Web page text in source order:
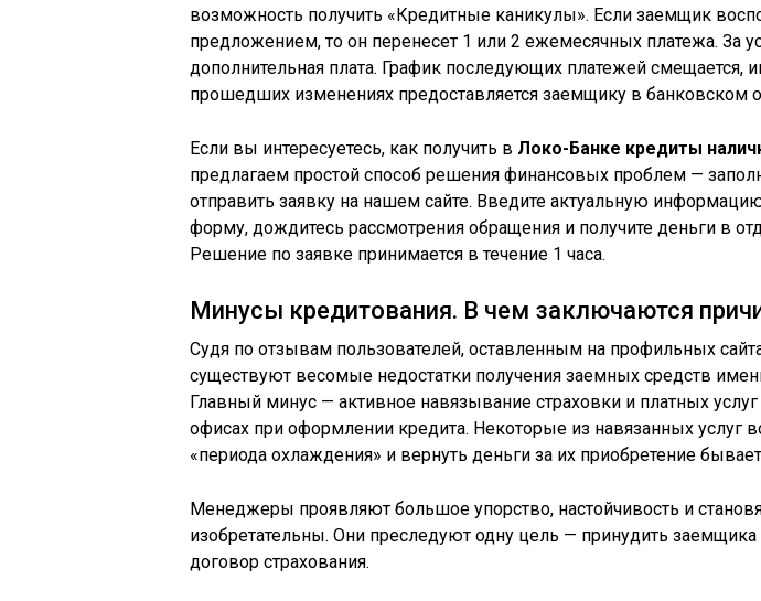
возможность получить «Кредитные каникулы». Если заемщик
предложением, то он перенесет 1 или 2 ежемесячных платежа. За
дополнительная плата. График последующих платежей смещается,
прошедших изменениях предоставляется заемщику в банковском
Если вы интересуетесь, как получить в Локо-Банке кредиты
предлагаем простой способ решения финансовых проблем —
отправить заявку на нашем сайте. Введите актуальную
форму, дождитесь рассмотрения обращения и получите деньги в
Решение по заявке принимается в течение 1 часа.
Минусы кредитования. В чем заключаются
Судя по отзывам пользователей, оставленным на профильных
существуют весомые недостатки получения заемных средств
Главный минус — активное навязывание страховки и платных
офисах при оформлении кредита. Некоторые из навязанных услуг
«периода охлаждения» и вернуть деньги за их приобретение
Менеджеры проявляют большое упорство, настойчивость и
изобретательны. Они преследуют одну цель — принудить
договор страхования.